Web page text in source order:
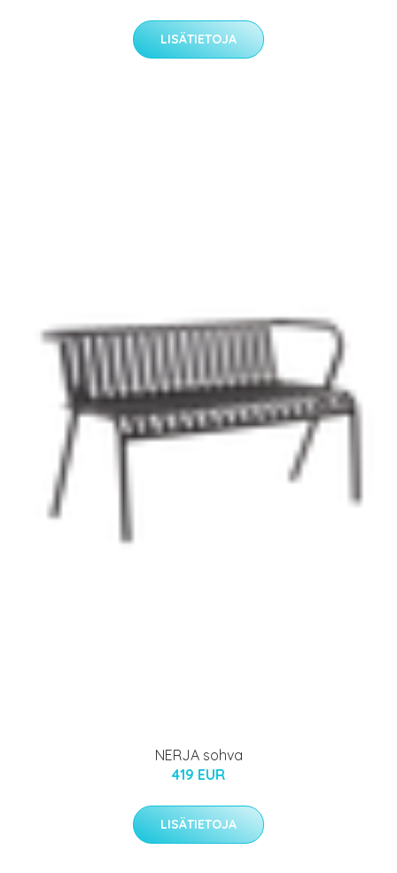
LISÄTIETOJA
NERJA sohva
419 EUR
LISÄTIETOJA